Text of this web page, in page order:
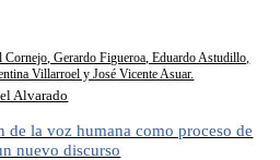
Cornejo, Gerardo Figueroa, Eduardo Astudillo,
Villarroel y José Vicente Asuar.
Alvarado
de la voz humana como proceso de
nuevo discurso